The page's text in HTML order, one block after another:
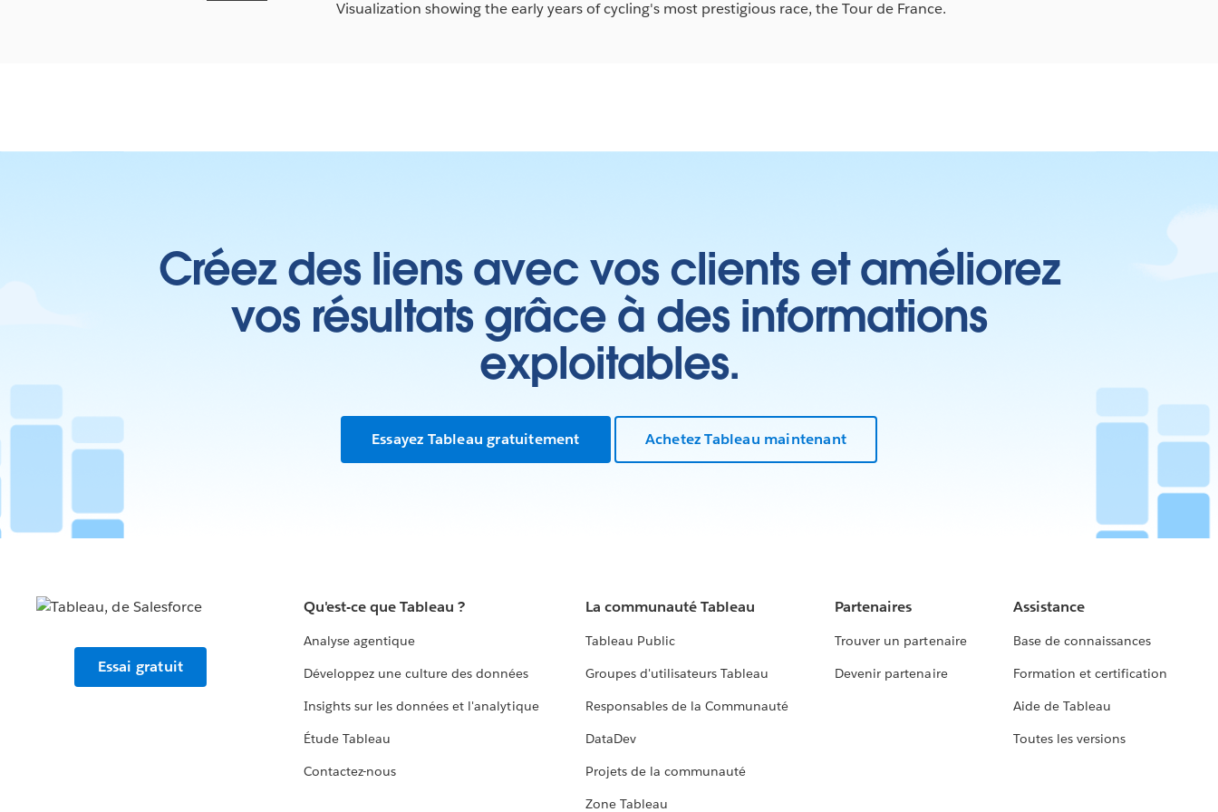
Visualization showing the early years of cycling's most prestigious race, the Tour de France.
Créez des liens avec vos clients et améliorez
vos résultats grâce à des informations
exploitables.
Essayez Tableau gratuitement Achetez Tableau maintenant
Essai gratuit
Qu'est-ce que Tableau ?
Analyse agentique
Développez une culture des données
Insights sur les données et l'analytique
Étude Tableau
Contactez-nous
La communauté Tableau
Tableau Public
Groupes d'utilisateurs Tableau
Responsables de la Communauté
DataDev
Projets de la communauté
Zone Tableau
Partenaires
Trouver un partenaire
Devenir partenaire
Assistance
Base de connaissances
Formation et certification
Aide de Tableau
Toutes les versions